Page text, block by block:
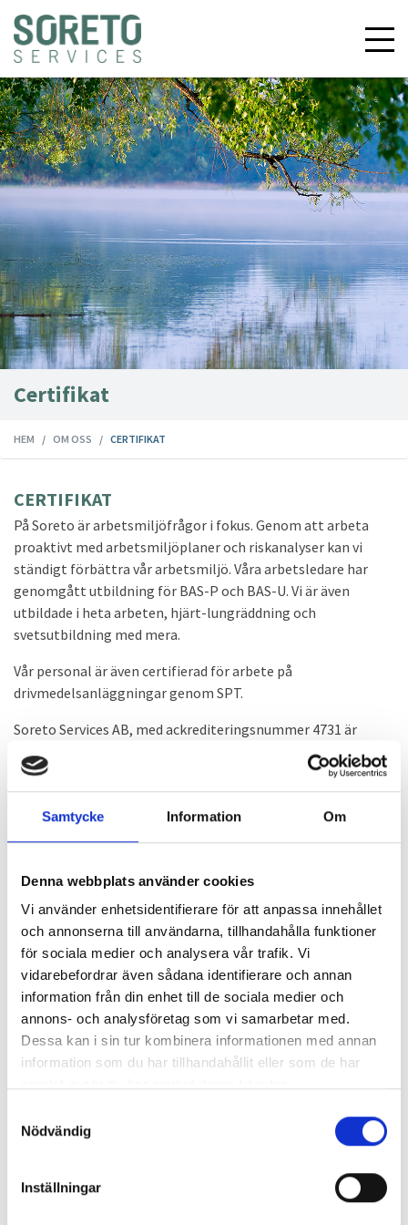
Samtycke Information Om
Denna webbplats använder cookies
Vi använder enhetsidentifierare för att anpassa innehållet
och annonserna till användarna, tillhandahålla funktioner
för sociala medier och analysera vår trafik. Vi
vidarebefordrar även sådana identifierare och annan
information från din enhet till de sociala medier och
annons- och analysföretag som vi samarbetar med.
Dessa kan i sin tur kombinera informationen med annan
information som du har tillhandahållit eller som de har
Nödvändig
Inställningar
Certifikat
HEM OM OSS CERTIFIKAT
CERTIFIKAT
På Soreto är arbetsmiljöfrågor i fokus. Genom att arbeta
proaktivt med arbetsmiljöplaner och riskanalyser kan vi
ständigt förbättra vår arbetsmiljö. Våra arbetsledare har
genomgått utbildning för BAS-P och BAS-U. Vi är även
utbildade i heta arbeten, hjärt-lungräddning och
svetsutbildning med mera.
Vår personal är även certifierad för arbete på
drivmedelsanläggningar genom SPT.
Soreto Services AB, med ackrediteringsnummer 4731 är
ackrediterat av Swedac för installationskontroll av cisterner
med anslutna rörledningar enligt ISO/IEC 17020 (C).